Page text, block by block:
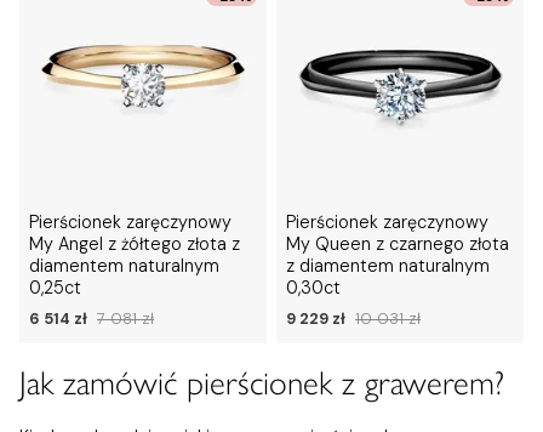
Pierścionek zaręczynowy
My Angel z żółtego złota z
diamentem naturalnym
0,25ct
6 514 zł 7 081 zł
Pierścionek zaręczynowy
My Queen z czarnego złota
z diamentem naturalnym
0,30ct
9 229 zł 10 031 zł
Jak zamówić pierścionek z grawerem?